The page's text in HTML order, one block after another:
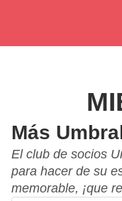
Más
El club de socios
para hacer de su
memorable, ¡que